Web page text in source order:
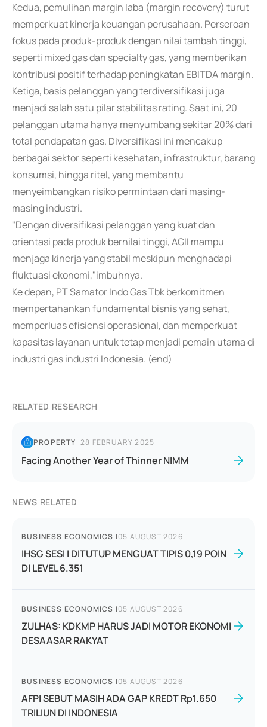
Kedua, pemulihan margin laba (margin recovery) turut
memperkuat kinerja keuangan perusahaan. Perseroan
fokus pada produk-produk dengan nilai tambah tinggi,
seperti mixed gas dan specialty gas, yang memberikan
kontribusi positif terhadap peningkatan EBITDA margin.
Ketiga, basis pelanggan yang terdiversifikasi juga
menjadi salah satu pilar stabilitas rating. Saat ini, 20
pelanggan utama hanya menyumbang sekitar 20% dari
total pendapatan gas. Diversifikasi ini mencakup
berbagai sektor seperti kesehatan, infrastruktur, barang
konsumsi, hingga ritel, yang membantu
menyeimbangkan risiko permintaan dari masing-
masing industri.
"Dengan diversifikasi pelanggan yang kuat dan
orientasi pada produk bernilai tinggi, AGII mampu
menjaga kinerja yang stabil meskipun menghadapi
fluktuasi ekonomi,"imbuhnya.
Ke depan, PT Samator Indo Gas Tbk berkomitmen
mempertahankan fundamental bisnis yang sehat,
memperluas efisiensi operasional, dan memperkuat
kapasitas layanan untuk tetap menjadi pemain utama di
industri gas industri Indonesia. (end)
RELATED RESEARCH
PROPERTY|28 FEBRUARY 2025
Facing Another Year of Thinner NIMM
NEWS RELATED
BUSINESS ECONOMICS |05 AUGUST 2026
IHSG SESI I DITUTUP MENGUAT TIPIS 0,19 POIN
DI LEVEL 6.351
BUSINESS ECONOMICS |05 AUGUST 2026
ZULHAS: KDKMP HARUS JADI MOTOR EKONOMI
DESAASAR RAKYAT
BUSINESS ECONOMICS |05 AUGUST 2026
AFPI SEBUT MASIH ADA GAP KREDT Rp1.650
TRILIUN DI INDONESIA